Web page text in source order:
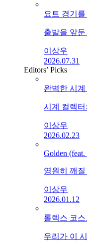
요트 경기
출발을 앞둔
이상우
2026.07.31
Editors’ Picks
완벽한 시
시계 컬렉터
이상우
2026.02.23
Golden
영원히 깨
이상우
2026.01.12
롤렉스 코
우리가 이